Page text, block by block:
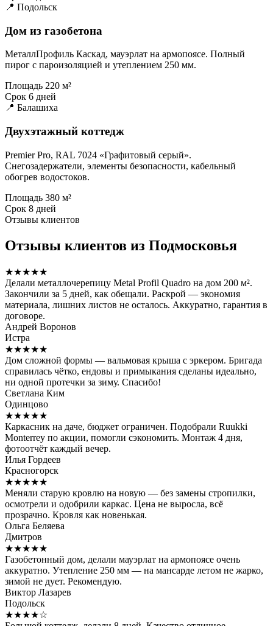
📍 Подольск
Дом из газобетона
МеталлПрофиль Каскад, мауэрлат на армопоясе. Полный
пирог с пароизоляцией и утеплением 250 мм.
Площадь 220 м²
Срок 6 дней
📍 Балашиха
Двухэтажный коттедж
Premier Pro, RAL 7024 «Графитовый серый».
Снегозадержатели, элементы безопасности, кабельный
обогрев водостоков.
Площадь 380 м²
Срок 8 дней
Отзывы клиентов
Отзывы клиентов из Подмосковья
★★★★★
Делали металлочерепицу Metal Profil Quadro на дом 200 м².
Закончили за 5 дней, как обещали. Раскрой — экономия
материала, лишних листов не осталось. Аккуратно, гарантия в
договоре.
Андрей Воронов
Истра
★★★★★
Дом сложной формы — вальмовая крыша с эркером. Бригада
справилась чётко, ендовы и примыкания сделаны идеально,
ни одной протечки за зиму. Спасибо!
Светлана Ким
Одинцово
★★★★★
Каркасник на даче, бюджет ограничен. Подобрали Ruukki
Monterrey по акции, помогли сэкономить. Монтаж 4 дня,
фотоотчёт каждый вечер.
Илья Гордеев
Красногорск
★★★★★
Меняли старую кровлю на новую — без замены стропилки,
осмотрели и одобрили каркас. Цена не выросла, всё
прозрачно. Кровля как новенькая.
Ольга Беляева
Дмитров
★★★★★
Газобетонный дом, делали мауэрлат на армопоясе очень
аккуратно. Утепление 250 мм — на мансарде летом не жарко,
зимой не дует. Рекомендую.
Виктор Лазарев
Подольск
★★★★☆